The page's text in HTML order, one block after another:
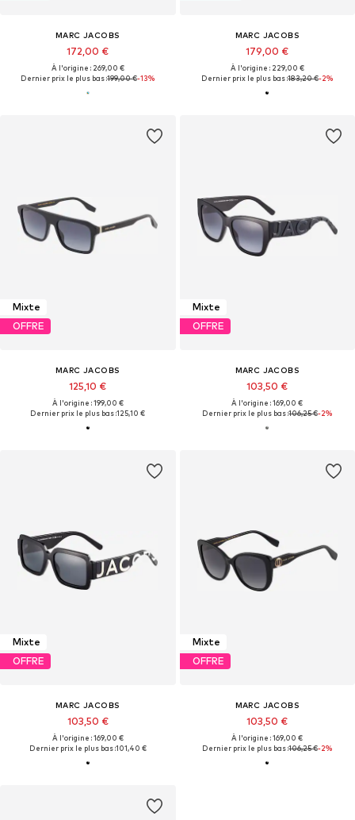
MARC JACOBS
172,00 €
À l'origine : 269,00 €
Dernier prix le plus bas :199,00 €-13%
MARC JACOBS
179,00 €
À l'origine : 229,00 €
Dernier prix le plus bas :183,20 €-2%
Mixte
OFFRE
MARC JACOBS
125,10 €
À l'origine : 199,00 €
Dernier prix le plus bas :125,10 €
Mixte
OFFRE
MARC JACOBS
103,50 €
À l'origine : 169,00 €
Dernier prix le plus bas :106,25 €-2%
Mixte
OFFRE
MARC JACOBS
103,50 €
À l'origine : 169,00 €
Dernier prix le plus bas :101,40 €
Mixte
OFFRE
MARC JACOBS
103,50 €
À l'origine : 169,00 €
Dernier prix le plus bas :106,25 €-2%